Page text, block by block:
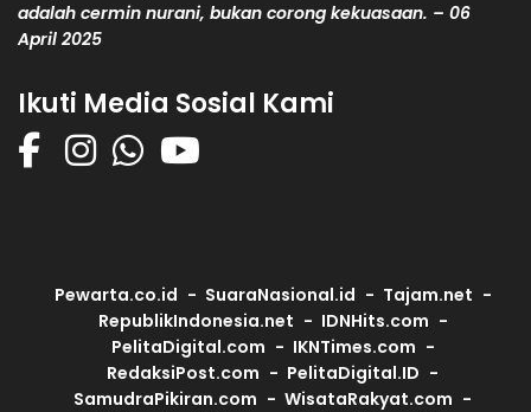
adalah cermin nurani, bukan corong kekuasaan. – 06
April 2025
Ikuti Media Sosial Kami
Pewarta.co.id SuaraNasional.id
Tajam.net
RepublikIndonesia.net
IDNHits.com
PelitaDigital.com
IKNTimes.com
RedaksiPost.com
PelitaDigital.ID
SamudraPikiran.com
WisataRakyat.com